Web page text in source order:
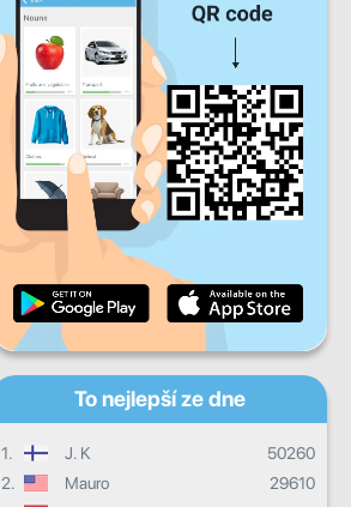
So Ne
Denní pokrok
Měsíční pokrok
Celkový postup
To nejlepší ze dne
1. J. K
50260
2.
Mauro
29610